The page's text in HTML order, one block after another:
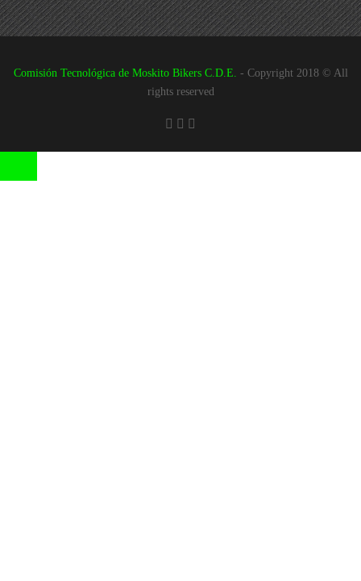
Comisión Tecnológica de Moskito Bikers C.D.E. - Copyright 2018 © All
rights reserved